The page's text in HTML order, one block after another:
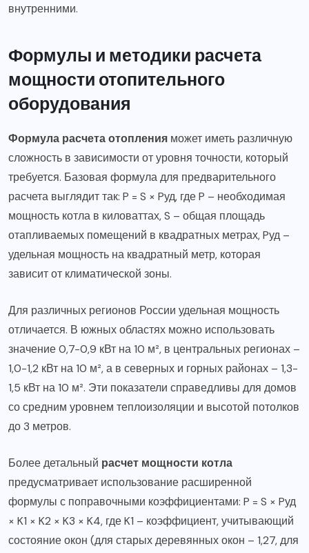
внутренними.
Формулы и методики расчета
мощности отопительного
оборудования
Формула расчета отопления может иметь различную
сложность в зависимости от уровня точности, который
требуется. Базовая формула для предварительного
расчета выглядит так: P = S × Pуд, где P – необходимая
мощность котла в киловаттах, S – общая площадь
отапливаемых помещений в квадратных метрах, Pуд –
удельная мощность на квадратный метр, которая
зависит от климатической зоны.
Для различных регионов России удельная мощность
отличается. В южных областях можно использовать
значение 0,7-0,9 кВт на 10 м², в центральных регионах –
1,0-1,2 кВт на 10 м², а в северных и горных районах – 1,3-
1,5 кВт на 10 м². Эти показатели справедливы для домов
со средним уровнем теплоизоляции и высотой потолков
до 3 метров.
Более детальный расчет мощности котла
предусматривает использование расширенной
формулы с поправочными коэффициентами: P = S × Pуд
× K1 × K2 × K3 × K4, где K1 – коэффициент, учитывающий
состояние окон (для старых деревянных окон – 1,27, для